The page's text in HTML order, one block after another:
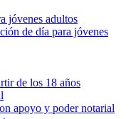
jóvenes adultos
de día para jóvenes
de los 18 años
apoyo y poder notarial